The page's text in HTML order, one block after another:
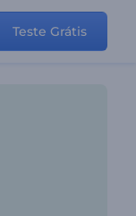
Teste Grátis